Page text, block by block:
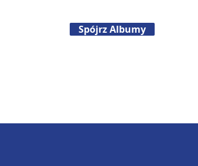
Spójrz Albumy